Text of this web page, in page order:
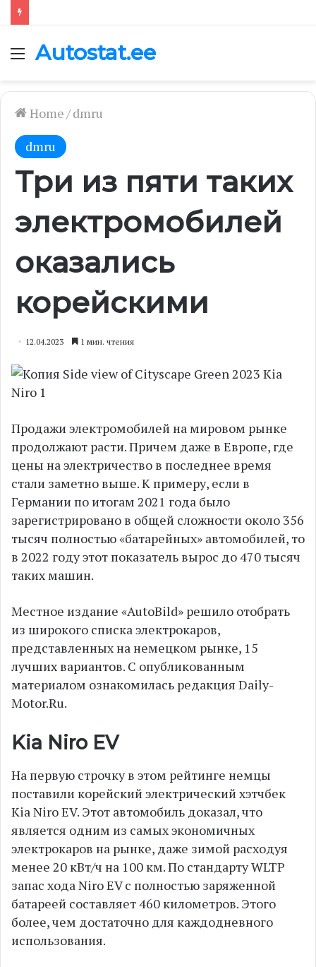
Menu
Autostat.ee
Home/dmru
dmru
Три из пяти таких
электромобилей
оказались
корейскими
12.04.2023 1 мин. чтения
Продажи электромобилей на мировом рынке
продолжают расти. Причем даже в Европе, где
цены на электричество в последнее время
стали заметно выше. К примеру, если в
Германии по итогам 2021 года было
зарегистрировано в общей сложности около 356
тысяч полностью «батарейных» автомобилей, то
в 2022 году этот показатель вырос до 470 тысяч
таких машин.
Местное издание «AutoBild» решило отобрать
из широкого списка электрокаров,
представленных на немецком рынке, 15
лучших вариантов. С опубликованным
материалом ознакомилась редакция Daily-
Motor.Ru.
Kia Niro EV
На первую строчку в этом рейтинге немцы
поставили корейский электрический хэтчбек
Kia Niro EV. Этот автомобиль доказал, что
является одним из самых экономичных
электрокаров на рынке, даже зимой расходуя
менее 20 кВт/ч на 100 км. По стандарту WLTP
запас хода Niro EV с полностью заряженной
батареей составляет 460 километров. Этого
более, чем достаточно для каждодневного
использования.